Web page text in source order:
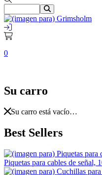
0
Su carro
Su carro está vacío…
Best Sellers
Piquetas para cables de señal,